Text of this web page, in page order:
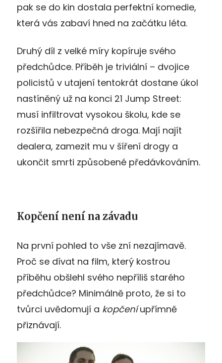
pak se do kin dostala perfektní komedie,
která vás zabaví hned na začátku léta.
Druhý díl z velké míry kopíruje svého
předchůdce. Příběh je triviální – dvojice
policistů v utajení tentokrát dostane úkol
nastíněný už na konci 21 Jump Street:
musí infiltrovat vysokou školu, kde se
rozšířila nebezpečná droga. Mají najít
dealera, zamezit mu v šíření drogy a
ukončit smrti způsobené předávkováním.
Kopčení není na závadu
Na první pohled to vše zní nezajímavě.
Proč se dívat na film, který kostrou
příběhu obšlehl svého nepříliš starého
předchůdce? Minimálně proto, že si to
tvůrci uvědomují a kopčeníupřímně
přiznávají.